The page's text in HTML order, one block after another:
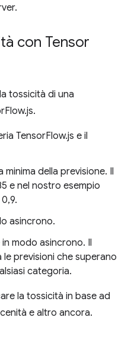
con Tensor
tossicità di una
TensorFlow.js e il
della previsione. Il
e nel nostro esempio
asincrono.
modo asincrono. Il
previsioni che superano
categoria.
la tossicità in base ad
e altro ancora.